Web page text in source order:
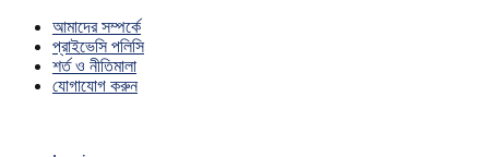
আমাদের সম্পর্কে
প্রাইভেসি পলিসি
শর্ত ও নীতিমালা
যোগাযোগ করুন